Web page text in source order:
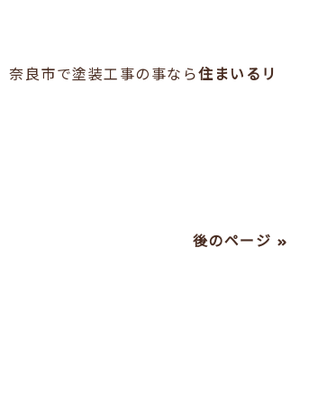
良市で塗装工事の事なら住まいるリ
後のページ »